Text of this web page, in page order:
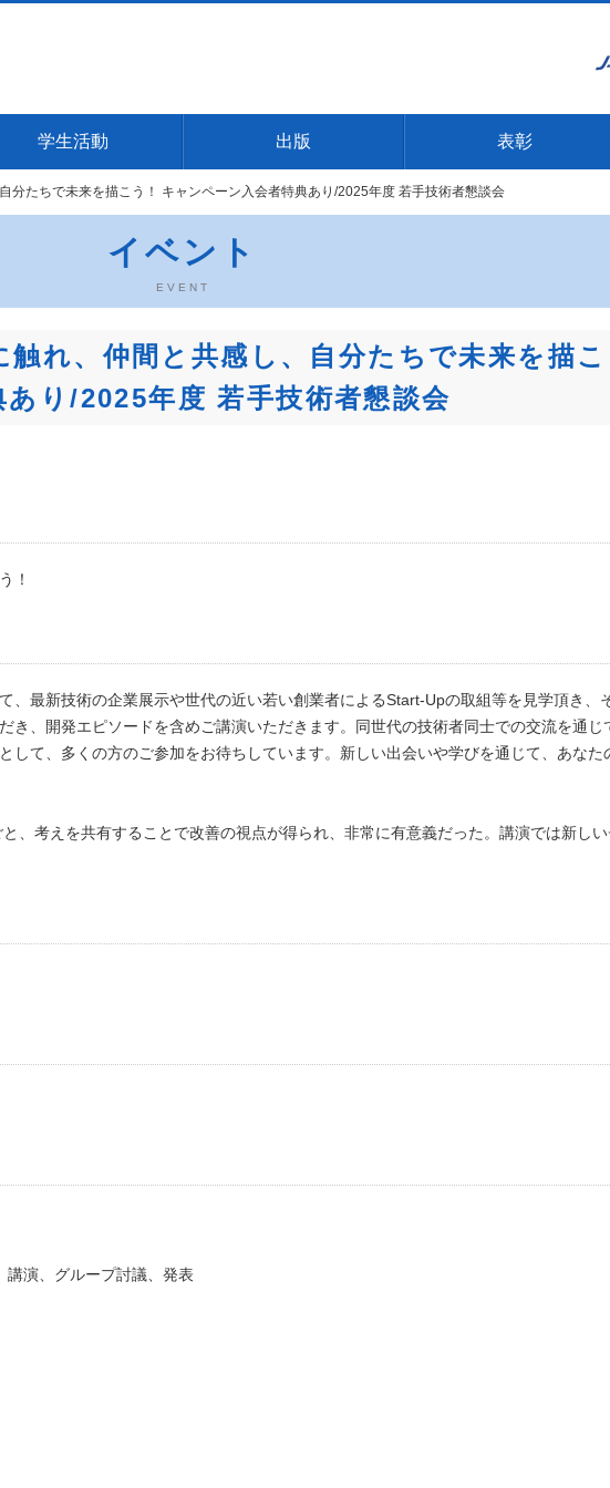
学生活動 出版 表彰
分たちで未来を描こう！ キャンペーン入会者特典あり/2025年度 若手技術者懇談会
イベント
EVENT
れ、仲間と共感し、自分たちで未来を描こ
り/2025年度 若手技術者懇談会
！
、最新技術の企業展示や世代の近い若い創業者によるStart-Upの取組等を見学頂き
、開発エピソードを含めご講演いただきます。同世代の技術者同士での交流を通
して、多くの方のご参加をお待ちしています。新しい出会いや学びを通じて、あな
、考えを共有することで改善の視点が得られ、非常に有意義だった。講演では新し
演、グループ討議、発表